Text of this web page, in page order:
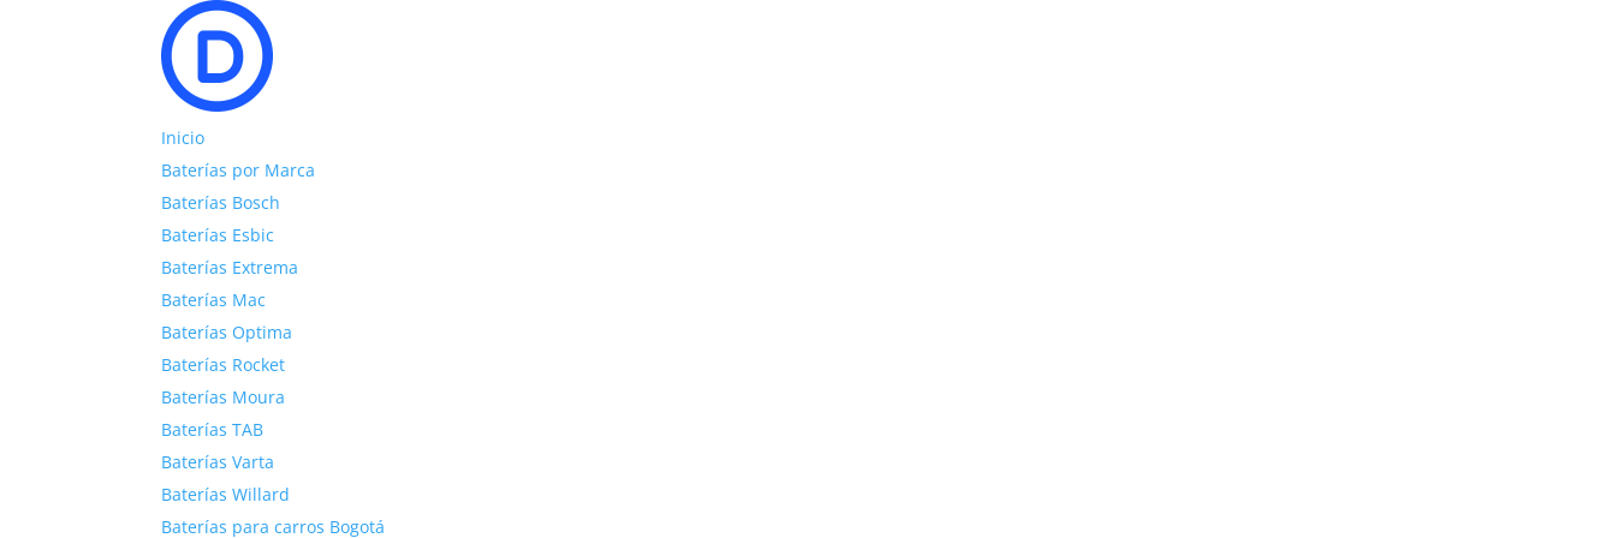
Inicio
Baterías por Marca
Baterías Bosch
Baterías Esbic
Baterías Extrema
Baterías Mac
Baterías Optima
Baterías Rocket
Baterías Moura
Baterías TAB
Baterías Varta
Baterías Willard
Baterías para carros Bogotá